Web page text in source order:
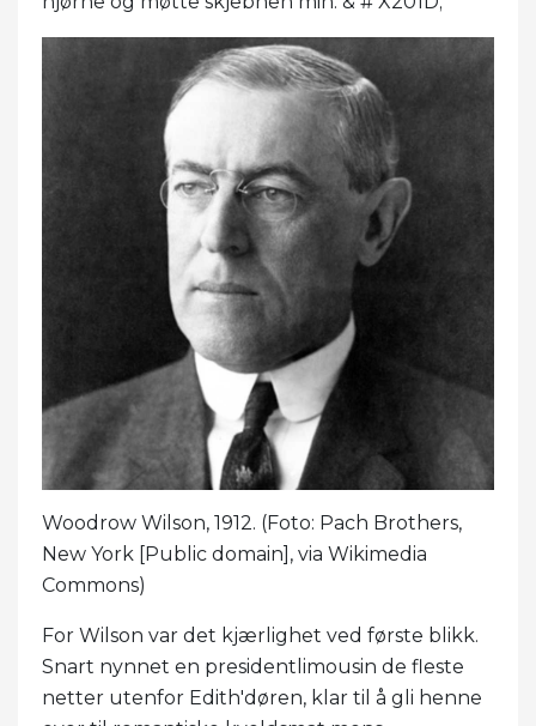
Woodrow Wilson, 1912. (Foto: Pach Brothers,
New York [Public domain], via Wikimedia
Commons)
For Wilson var det kjærlighet ved første blikk.
Snart nynnet en presidentlimousin de fleste
netter utenfor Edith'døren, klar til å gli henne